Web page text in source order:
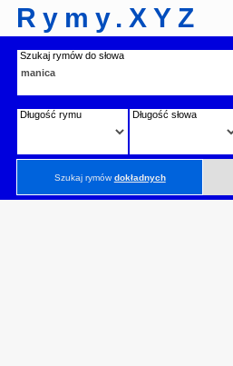
Rymy.XYZ
Szukaj rymów do słowa
Długość rymu Długość słowa
Szukaj rymówdokładnych